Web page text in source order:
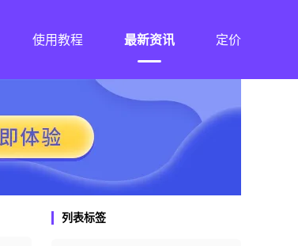
使用教程 最新资讯 定价
列表标签